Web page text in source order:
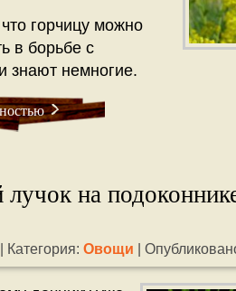
горчицу можно
в борьбе с
знают немногие.
на
| Категория: Овощи |